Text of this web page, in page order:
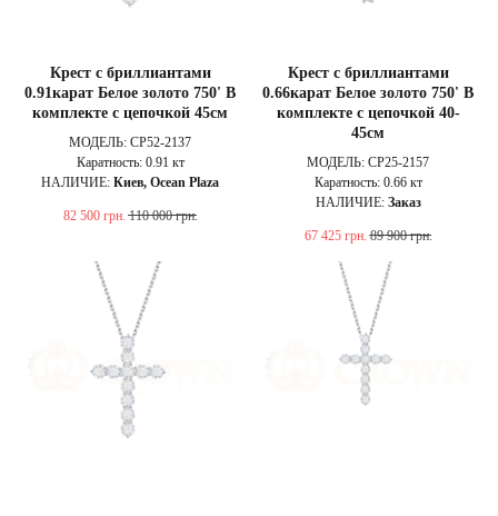
Крест с бриллиантами
0.91карат Белое золото 750' В
комплекте с цепочкой 45см
МОДЕЛЬ: CP52-2137
Каратность: 0.91 кт
НАЛИЧИЕ: Киев, Ocean Plaza
82 500 грн. 110 000 грн.
Крест с бриллиантами
0.66карат Белое золото 750' В
комплекте с цепочкой 40-
45см
МОДЕЛЬ: CP25-2157
Каратность: 0.66 кт
НАЛИЧИЕ: Заказ
67 425 грн. 89 900 грн.